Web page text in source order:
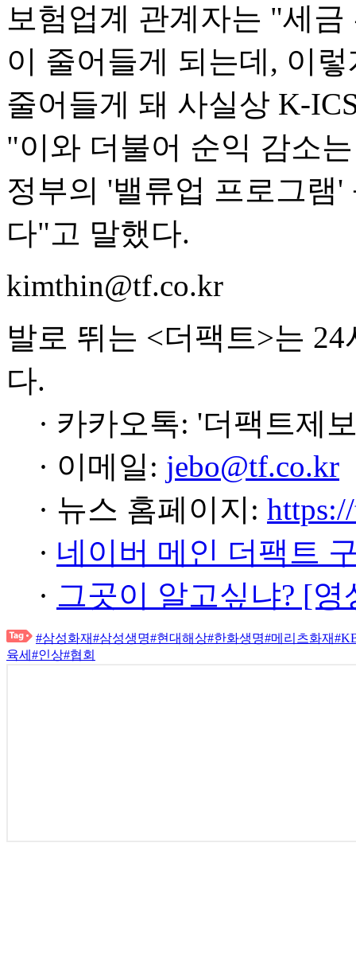
보험업계 관계자는 "세
이 줄어들게 되는데, 이
줄어들게 돼 사실상 K-
"이와 더불어 순익 감소
정부의 '밸류업 프로그램
다"고 말했다.
kimthin@tf.co.kr
발로 뛰는 <더팩트>는
다.
· 카카오톡: '더팩트제
· 이메일: jebo@tf.co.kr
· 뉴스 홈페이지:
· 네이버 메인 더팩트
· 그곳이 알고싶냐? [
#삼성화재#삼성생명#현대해상#한화생명#메리츠화재
육세 #인상#협회